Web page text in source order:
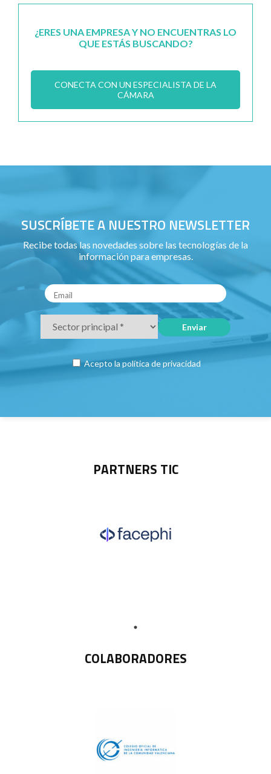
¿ERES UNA EMPRESA Y NO ENCUENTRAS LO
QUE ESTÁS BUSCANDO?
CONECTA CON UN ESPECIALISTA DE LA
CÁMARA
SUSCRÍBETE A NUESTRO NEWSLETTER
Recibe todas las novedades sobre las tecnologías de la
información para empresas.
Acepto la política de privacidad
PARTNERS TIC
COLABORADORES